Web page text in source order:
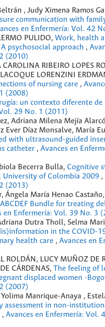
, Judy Ximena Ramos
communication with
en Enfermería: Vol. 42
PULIDO, Work, health
psychosocial approach ,
(2010)
RIBEIRO LOPES
LORENZINI
of nursing care ,
(2008)
un contexto diferente
29 No. 1 (2011)
Adriana Milena Mejía
Ever Díaz Monsalve, María
with ultrasound-guided
catheter , Avances en
Becerra Bulla, Cognitive
of Colombia 2009 ,
(2013)
Ángela María Henao
Bundle for treating
en Enfermería: Vol. 39 No. 3
Dutra Tholl, Selma
in the COVID-
health care , Avances en
ROLDÁN, LUCY MUÑOZ DE
CÁRDENAS, The feeling of
displaced women -
(2007)
Manrique-Anaya ,
assessment in non-
, Avances en Enfermería: Vol.